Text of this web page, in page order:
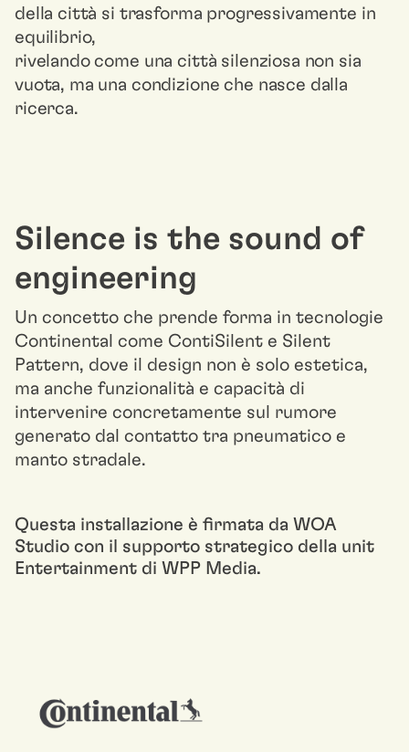
della città si trasforma progressivamente in
equilibrio,
rivelando come una città silenziosa non sia
vuota, ma una condizione che nasce dalla
ricerca.
Silence is the sound of
engineering
Un concetto che prende forma in tecnologie
Continental come ContiSilent e Silent
Pattern, dove il design non è solo estetica,
ma anche funzionalità e capacità di
intervenire concretamente sul rumore
generato dal contatto tra pneumatico e
manto stradale.
Questa installazione è firmata da WOA
Studio con il supporto strategico della unit
Entertainment di WPP Media.